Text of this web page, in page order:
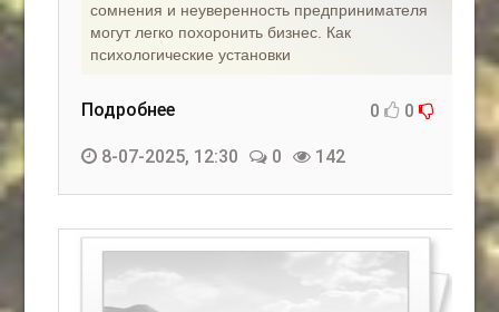
сомнения и неуверенность предпринимателя
могут легко похоронить бизнес. Как
психологические установки
Подробнее 0 0
8-07-2025, 12:30 0 142